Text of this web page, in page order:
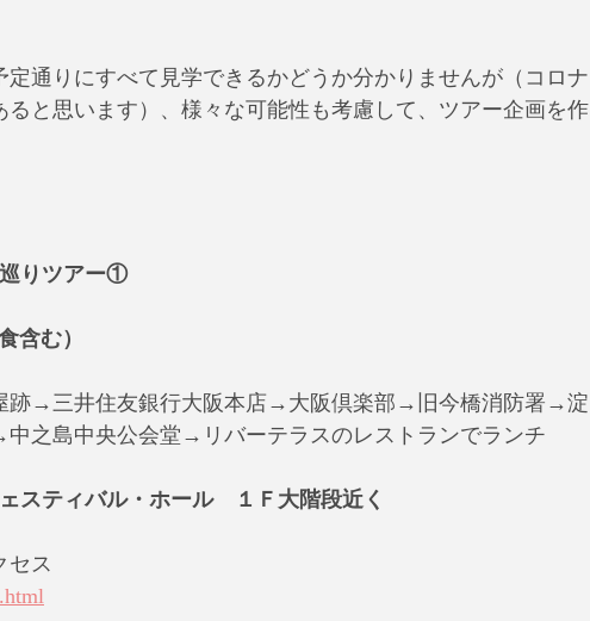
通りにすべて見学できるかどうか分かりませんが（コロナ
と思います）、様々な可能性も考慮して、ツアー企画を作
りツアー①
含む）
跡→三井住友銀行大阪本店→大阪倶楽部→旧今橋消防署→淀
之島中央公会堂→リバーテラスのレストランでランチ
スティバル・ホール　１Ｆ大階段近く
セス